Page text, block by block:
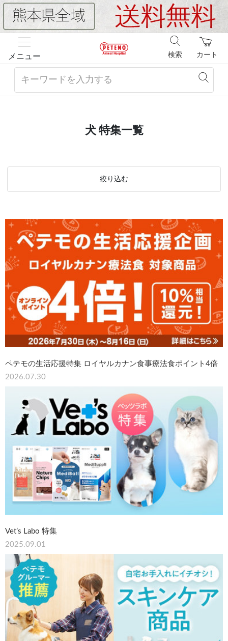
メニュー カート
検索
犬 特集一覧
絞り込む
ペテモの生活応援特集 ロイヤルカナン食事療法食ポイント4倍
2026.07.30
Vet’s Labo 特集
2025.09.01